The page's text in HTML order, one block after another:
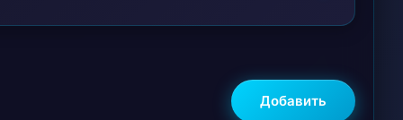
Добавить